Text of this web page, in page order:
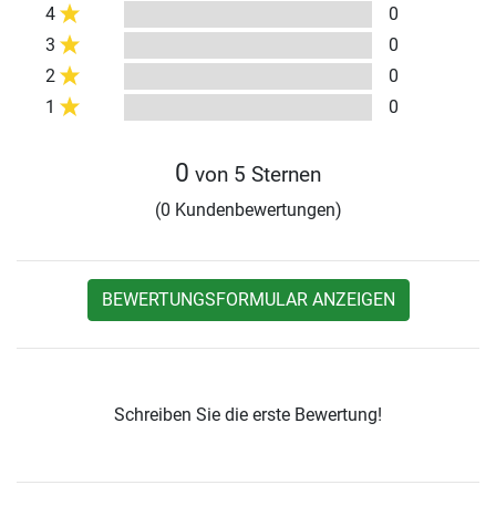
4
0
3
0
2
0
1
0
0 von 5 Sternen
(0 Kundenbewertungen)
BEWERTUNGSFORMULAR ANZEIGEN
Schreiben Sie die erste Bewertung!